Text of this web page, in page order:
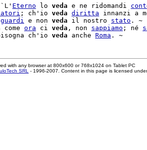
Eterno lo veda e ne ridomandi
; ch'io veda diritta innanzi a
guardi e non veda il nostro stato . ~
ora ci veda , non sappiamo ; né
ch'io veda anche Roma
with any browser at 800x600 or 768x1024 on Tablet PC
SRL - 1996-2007. Content in this page is licensed